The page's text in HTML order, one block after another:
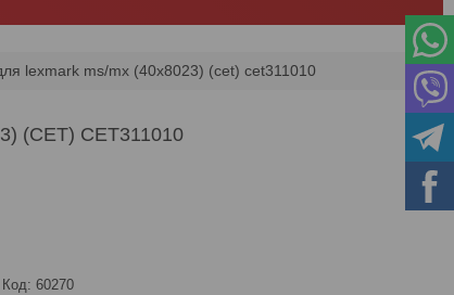
lexmark ms/mx (40x8023) (cet) cet311010
(CET) CET311010
Код: 60270